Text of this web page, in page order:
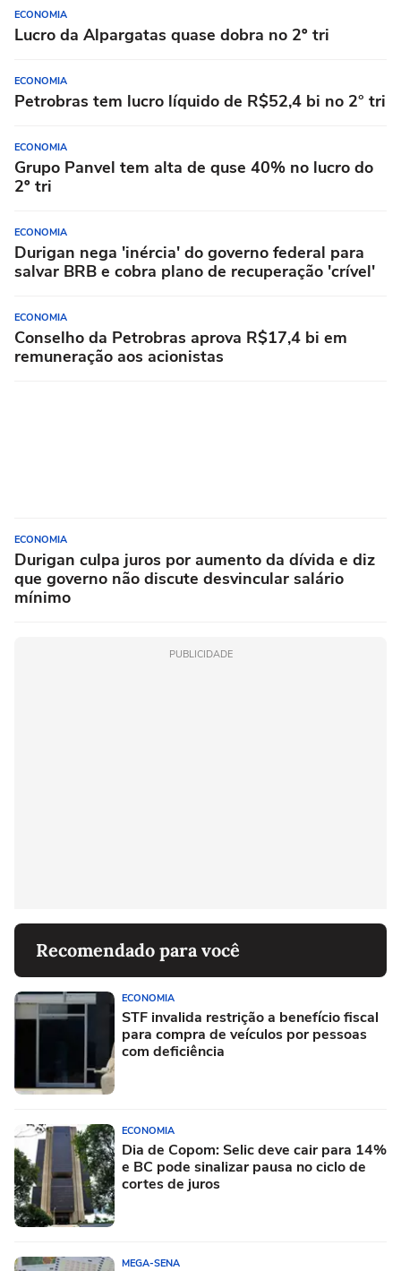
ECONOMIA
Lucro da Alpargatas quase dobra no 2º tri
ECONOMIA
Petrobras tem lucro líquido de R$52,4 bi no 2° tri
ECONOMIA
Grupo Panvel tem alta de quse 40% no lucro do
2º tri
ECONOMIA
Durigan nega 'inércia' do governo federal para
salvar BRB e cobra plano de recuperação 'crível'
ECONOMIA
Conselho da Petrobras aprova R$17,4 bi em
remuneração aos acionistas
ECONOMIA
Durigan culpa juros por aumento da dívida e diz
que governo não discute desvincular salário
mínimo
PUBLICIDADE
Recomendado para você
ECONOMIA
STF invalida restrição a benefício fiscal
para compra de veículos por pessoas
com deficiência
ECONOMIA
Dia de Copom: Selic deve cair para 14%
e BC pode sinalizar pausa no ciclo de
cortes de juros
MEGA-SENA